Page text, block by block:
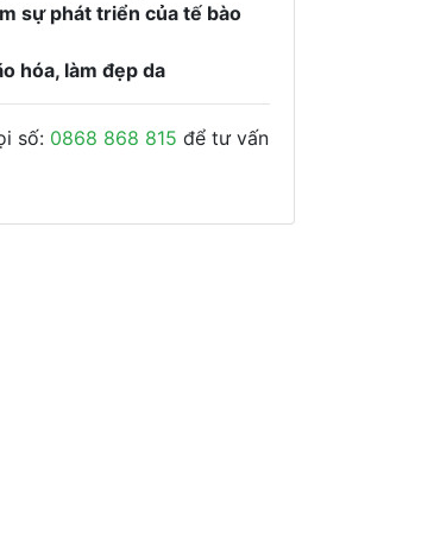
sự phát triển của tế bào
hóa, làm đẹp da
số: 0868 868 815 để tư vấn